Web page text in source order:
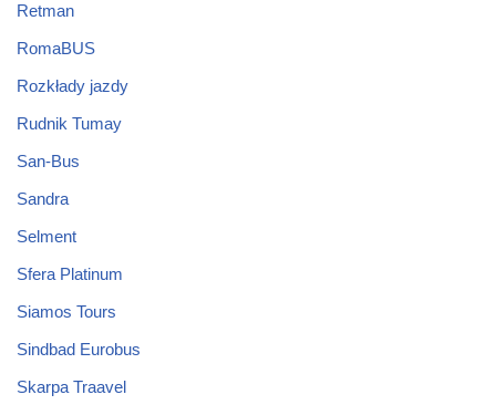
Retman
RomaBUS
Rozkłady jazdy
Rudnik Tumay
San-Bus
Sandra
Selment
Sfera Platinum
Siamos Tours
Sindbad Eurobus
Skarpa Traavel